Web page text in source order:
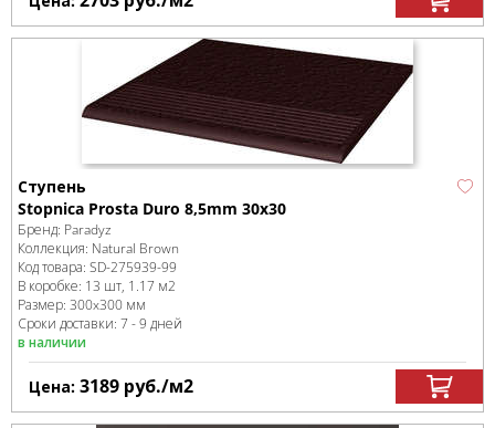
Ступень
Stopnica Prosta Duro 8,5mm 30x30
Бренд: Paradyz
Коллекция: Natural Brown
Код товара: SD-275939-99
В коробке: 13 шт, 1.17 м2
Размер: 300x300 мм
Сроки доставки: 7 - 9 дней
в наличии
Цена: 3189 руб./м2